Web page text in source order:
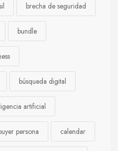
brecha de seguridad
bundle
búsqueda digital
artificial
persona calendar